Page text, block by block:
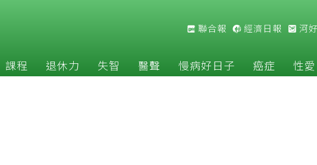
聯合報 經濟日報 河
課程 退休力 失智 醫聲 慢病好日子 癌症 性愛